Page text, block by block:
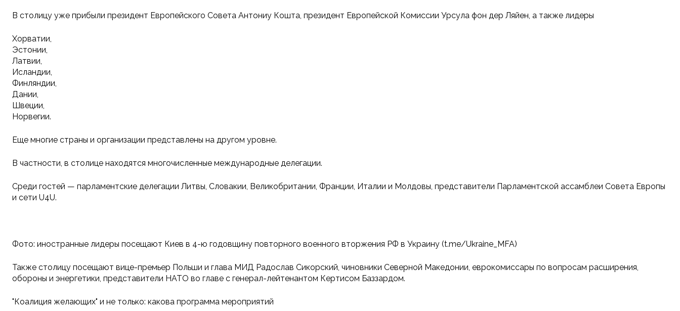
В столицу уже прибыли президент Европейского Совета Антониу Кошта, президент Европейской Комиссии Урсула фон дер Ляйен, а также лидеры
Хорватии,
Эстонии,
Латвии,
Исландии,
Финляндии,
Дании,
Швеции,
Норвегии.
Еще многие страны и организации представлены на другом уровне.
В частности, в столице находятся многочисленные международные делегации.
Среди гостей — парламентские делегации Литвы, Словакии, Великобритании, Франции, Италии и Молдовы, представители Парламентской ассамблеи Совета Европы
и сети U4U.
Фото: иностранные лидеры посещают Киев в 4-ю годовщину повторного военного вторжения РФ в Украину (t.me/Ukraine_MFA)
Также столицу посещают вице-премьер Польши и глава МИД Радослав Сикорский, чиновники Северной Македонии, еврокомиссары по вопросам расширения,
обороны и энергетики, представители НАТО во главе с генерал-лейтенантом Кертисом Баззардом.
"Коалиция желающих" и не только: какова программа мероприятий